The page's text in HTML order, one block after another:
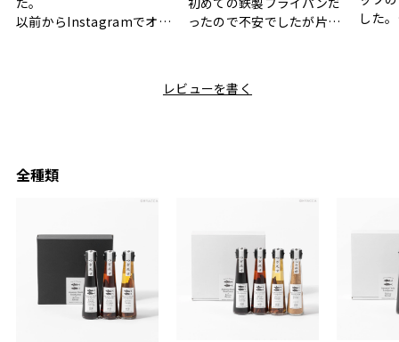
以前からInstagramでオシ
と大好きなカレーのセット
ちらも大変気に入ったと写
った時は、HYACCAギフト
人にもお勧めしたいと感じ
また、こちら不注意でメー
ルアドレスを誤って入力し
ったので不安でしたが片手
利です。洗い物も減って一
で、いい思い出になりまし
した。
レビューを書く
全種類